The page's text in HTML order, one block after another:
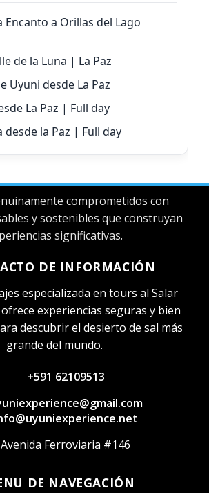
Encanto a Orillas del Lago
de la Luna | La Paz
Uyuni desde La Paz
La Paz | Full day
desde la Paz | Full day
comprometidos con
y sostenibles que construyan
significativas.
DE INFORMACIÓN
especializada en tours al Salar
experiencias seguras y bien
descubrir el desierto de sal más
grande del mundo.
+591 62109513
Avenida Ferroviaria #146
DE NAVEGACIÓN